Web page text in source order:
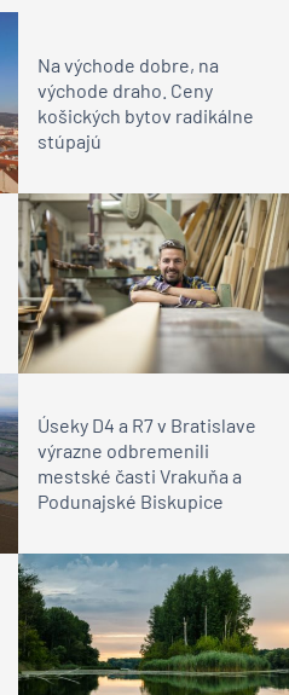
Na východe dobre, na
východe draho. Ceny
košických bytov radikálne
stúpajú
Úseky D4 a R7 v Bratislave
výrazne odbremenili
mestské časti Vrakuňa a
Podunajské Biskupice